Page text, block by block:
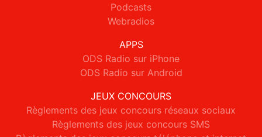
Podcasts
Webradios
APPS
ODS Radio sur iPhone
ODS Radio sur Android
JEUX CONCOURS
Règlements des jeux concours réseaux sociaux
Règlements des jeux concours SMS